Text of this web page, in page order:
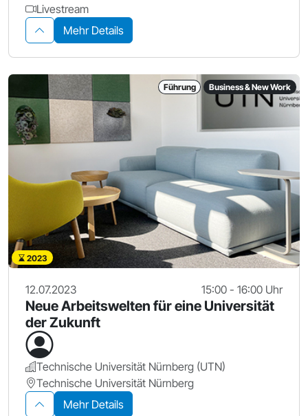
Livestream
Mehr Details
Führung Business & New Work
2023
12.07.2023 15:00 - 16:00 Uhr
Neue Arbeitswelten für eine Universität
der Zukunft
Technische Universität Nürnberg (UTN)
Technische Universität Nürnberg
Mehr Details